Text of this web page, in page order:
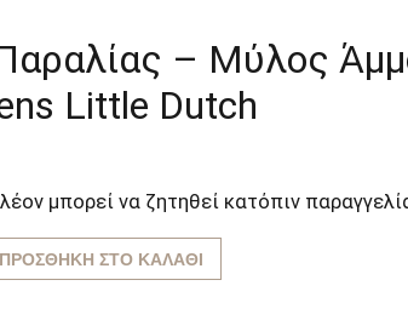
Παραλίας – Μύλος
Little Dutch
μπορεί να ζητηθεί κατόπιν
ΠΡΟΣΘΉΚΗ ΣΤΟ ΚΑΛΆΘΙ